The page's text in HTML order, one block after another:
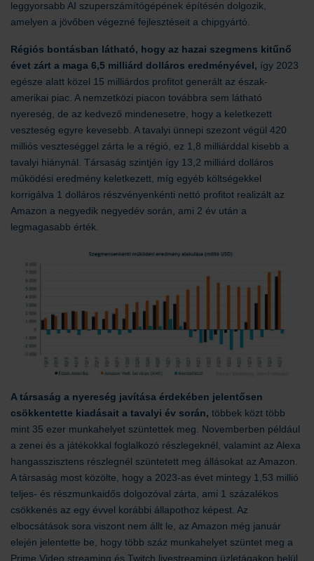
leggyorsabb AI szuperszámítógépének építésén dolgozik,
amelyen a jövőben végezné fejlesztéseit a chipgyártó.
Régiós bontásban látható, hogy az hazai szegmens kitűnő
évet zárt a maga 6,5 milliárd dolláros eredményével, így 2023
egésze alatt közel 15 milliárdos profitot generált az észak-
amerikai piac. A nemzetközi piacon továbbra sem látható
nyereség, de az kedvező mindenesetre, hogy a keletkezett
veszteség egyre kevesebb. A tavalyi ünnepi szezont végül 420
milliós veszteséggel zárta le a régió, ez 1,8 milliárddal kisebb a
tavalyi hiánynál. Társaság szintjén így 13,2 milliárd dolláros
működési eredmény keletkezett, míg egyéb költségekkel
korrigálva 1 dolláros részvényenkénti nettó profitot realizált az
Amazon a negyedik negyedév során, ami 2 év után a
legmagasabb érték.
A társaság a nyereség javítása érdekében jelentősen
csökkentette kiadásait a tavalyi év során, többek közt több
mint 35 ezer munkahelyet szüntettek meg. Novemberben például
a zenei és a játékokkal foglalkozó részlegeknél, valamint az Alexa
hangasszisztens részlegnél szüntetett meg állásokat az Amazon.
A társaság most közölte, hogy a 2023-as évet mintegy 1,53 millió
teljes- és részmunkaidős dolgozóval zárta, ami 1 százalékos
csökkenés az egy évvel korábbi állapothoz képest. Az
elbocsátások sora viszont nem állt le, az Amazon még január
elején jelentette be, hogy több száz munkahelyet szüntet meg a
Prime Video streaming és Twitch livestreaming üzletágakon belül.